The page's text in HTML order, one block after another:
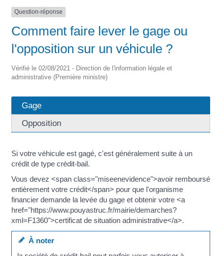
Question-réponse
Comment faire lever le gage ou
l'opposition sur un véhicule ?
Vérifié le 02/08/2021 - Direction de l'information légale et
administrative (Première ministre)
Gage
Opposition
Si votre véhicule est gagé, c'est généralement suite à un
crédit de type crédit-bail.
Vous devez <span class="miseenevidence">avoir remboursé
entièrement votre crédit</span> pour que l'organisme
financier demande la levée du gage et obtenir votre <a
href="https://www.pouyastruc.fr/mairie/demarches?
xml=F1360">certificat de situation administrative</a>.
À noter